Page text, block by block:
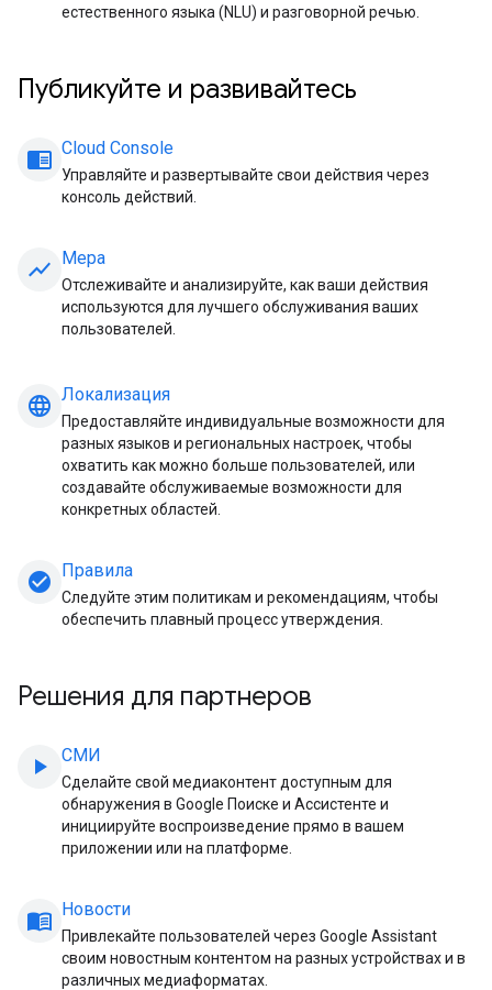
естественного языка (NLU) и разговорной речью.
Публикуйте и развивайтесь
chrome_reader_mode Cloud Console
Управляйте и развертывайте свои действия через
консоль действий.
show_chart Мера
Отслеживайте и анализируйте, как ваши действия
используются для лучшего обслуживания ваших
пользователей.
language Локализация
Предоставляйте индивидуальные возможности для
разных языков и региональных настроек, чтобы
охватить как можно больше пользователей, или
создавайте обслуживаемые возможности для
конкретных областей.
check_circle Правила
Следуйте этим политикам и рекомендациям, чтобы
обеспечить плавный процесс утверждения.
Решения для партнеров
play_arrow СМИ
Сделайте свой медиаконтент доступным для
обнаружения в Google Поиске и Ассистенте и
инициируйте воспроизведение прямо в вашем
приложении или на платформе.
menu_book Новости
Привлекайте пользователей через Google Assistant
своим новостным контентом на разных устройствах и в
различных медиаформатах.